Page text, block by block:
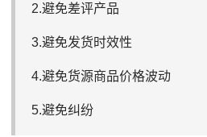
2.避免差评产品
3.避免发货时效性
4.避免货源商品价格波动
5.避免纠纷